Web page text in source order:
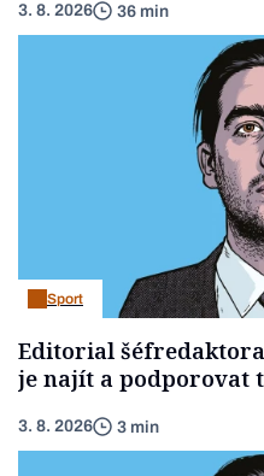
3. 8. 2026 36 min
Sport
Editorial
je najít a podporovat
3. 8. 2026 3 min